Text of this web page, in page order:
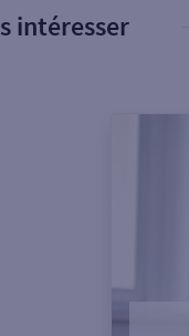
intéresser